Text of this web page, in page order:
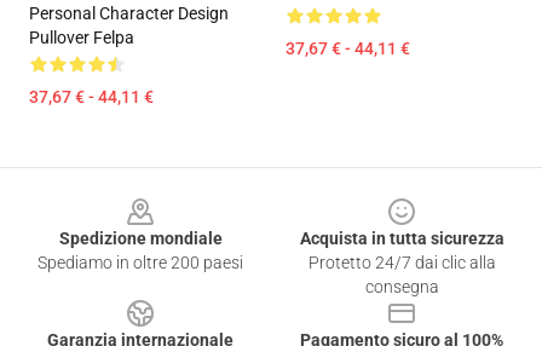
Personal Character Design
Pullover Felpa
37,67 € - 44,11 €
37,67 € - 44,11 €
Spedizione mondiale
Spediamo in oltre 200 paesi
Acquista in tutta sicurezza
Protetto 24/7 dai clic alla
consegna
Garanzia internazionale
Pagamento sicuro al 100%